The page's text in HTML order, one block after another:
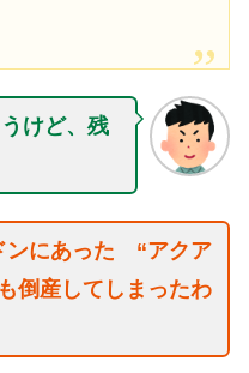
けど、残
ンにあった “アクア
倒産してしまったわ